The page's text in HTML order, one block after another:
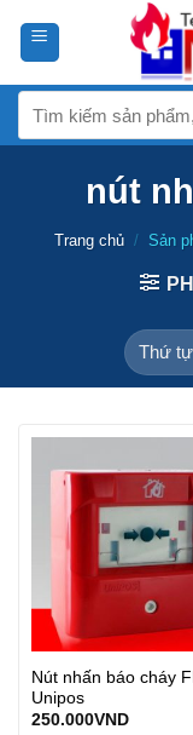
kiếm:
nút
Trang chủ / Sản
Nút nhấn báo cháy
Unipos
250.000VND